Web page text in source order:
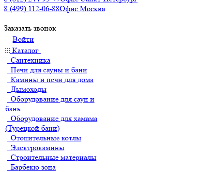
8 (499) 112-06-88Офис Москва
Заказать звонок
Войти
Каталог
Сантехника
Печи для сауны и бани
Камины и печи для дома
Дымоходы
Оборудование для саун и
бань
Оборудование для хамама
(Турецкой бани)
Отопительные котлы
Электрокамины
Строительные материалы
Барбекю зона